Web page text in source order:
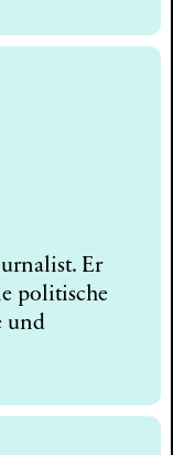
Er
politische
und